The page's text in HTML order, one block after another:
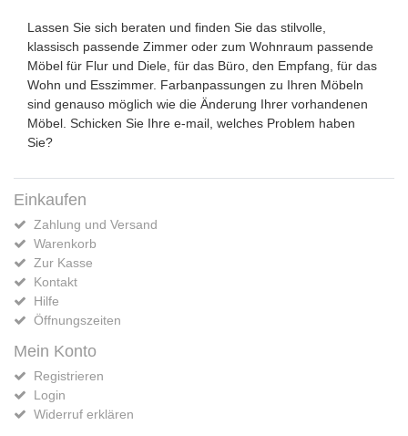
Lassen Sie sich beraten und finden Sie das stilvolle,
klassisch passende Zimmer oder zum Wohnraum passende
Möbel für Flur und Diele, für das Büro, den Empfang, für das
Wohn und Esszimmer. Farbanpassungen zu Ihren Möbeln
sind genauso möglich wie die Änderung Ihrer vorhandenen
Möbel. Schicken Sie Ihre e-mail, welches Problem haben
Sie?
Einkaufen
Zahlung und Versand
Warenkorb
Zur Kasse
Kontakt
Hilfe
Öffnungszeiten
Mein Konto
Registrieren
Login
Widerruf erklären